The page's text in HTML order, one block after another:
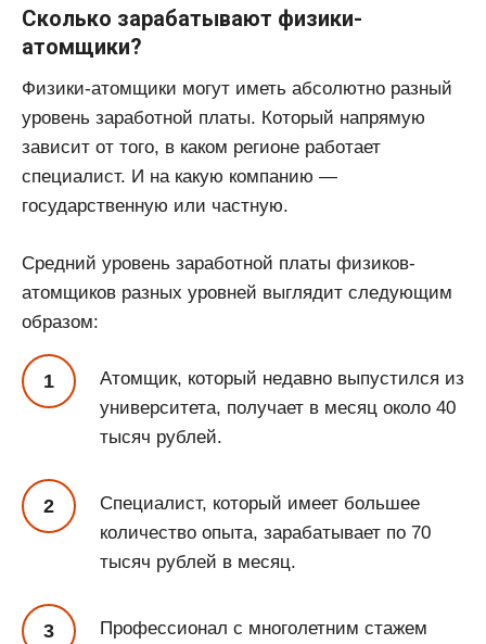
Сколько зарабатывают физики-
атомщики?
Физики-атомщики могут иметь абсолютно разный
уровень заработной платы. Который напрямую
зависит от того, в каком регионе работает
специалист. И на какую компанию —
государственную или частную.
Средний уровень заработной платы физиков-
атомщиков разных уровней выглядит следующим
образом:
Атомщик, который недавно выпустился из
университета, получает в месяц около 40
тысяч рублей.
Специалист, который имеет большее
количество опыта, зарабатывает по 70
тысяч рублей в месяц.
Профессионал с многолетним стажем